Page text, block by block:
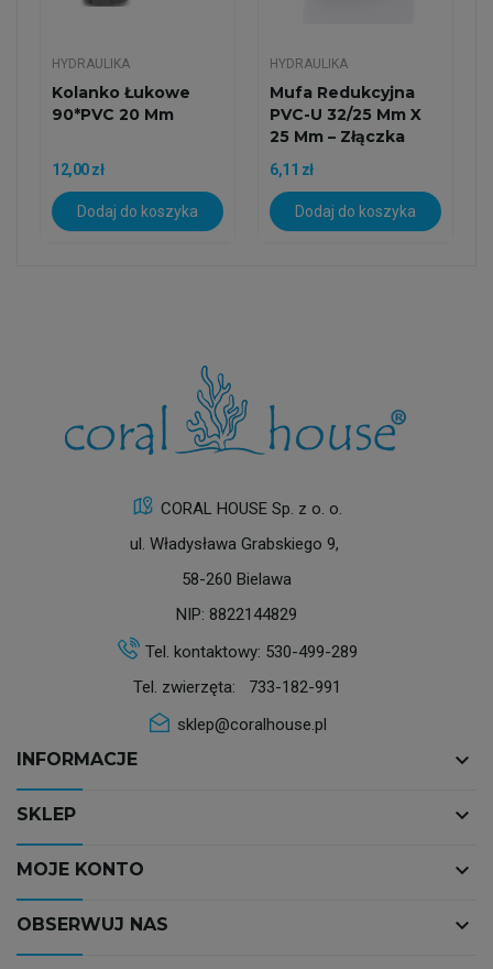
HYDRAULIKA
Kolanko Łukowe
90*PVC 20 Mm
12,00 zł
Dodaj do koszyka
HYDRAULIKA
Mufa Redukcyjna
PVC-U 32/25 Mm X
25 Mm – Złączka
Klejona
6,11 zł
Dodaj do koszyka
CORAL HOUSE Sp. z o. o.
ul. Władysława Grabskiego 9,
58-260 Bielawa
NIP: 8822144829
Tel. kontaktowy: 530-499-289
Tel. zwierzęta: 733-182-991
sklep@coralhouse.pl
INFORMACJE keyboard_arrow_down
SKLEP keyboard_arrow_down
MOJE KONTO keyboard_arrow_down
OBSERWUJ NAS keyboard_arrow_down